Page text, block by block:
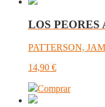
LOS PEORES
PATTERSON,
14,90 €
Comprar